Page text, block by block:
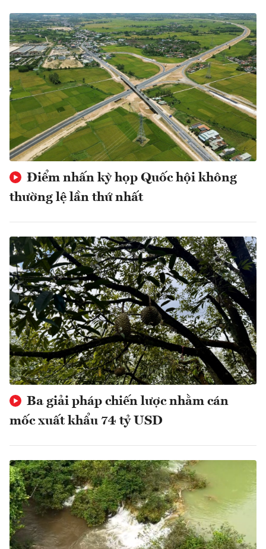
Điểm nhấn kỳ họp Quốc hội không
thường lệ lần thứ nhất
Ba giải pháp chiến lược nhằm cán
mốc xuất khẩu 74 tỷ USD